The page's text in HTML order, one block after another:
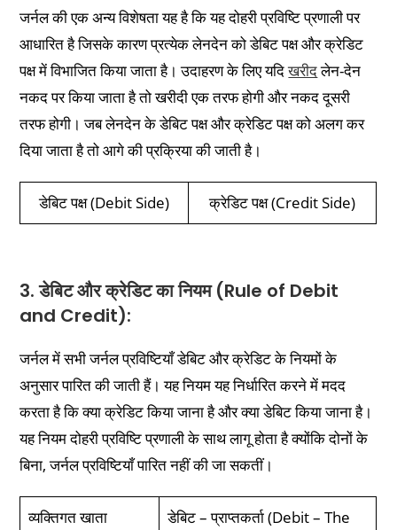
जर्नल की एक अन्य विशेषता यह है कि यह दोहरी प्रविष्टि प्रणाली पर
आधारित है जिसके कारण प्रत्येक लेनदेन को डेबिट पक्ष और क्रेडिट
पक्ष में विभाजित किया जाता है। उदाहरण के लिए यदिखरीदलेन-देन
नकद पर किया जाता है तो खरीदी एक तरफ होगी और नकद दूसरी
तरफ होगी। जब लेनदेन के डेबिट पक्ष और क्रेडिट पक्ष को अलग कर
दिया जाता है तो आगे की प्रक्रिया की जाती है।
डेबिट पक्ष (Debit Side) क्रेडिट पक्ष (Credit Side)
3. डेबिट और क्रेडिट का नियम (Rule of Debit
and Credit):
जर्नल में सभी जर्नल प्रविष्टियाँ डेबिट और क्रेडिट के नियमों के
अनुसार पारित की जाती हैं। यह नियम यह निर्धारित करने में मदद
करता है कि क्या क्रेडिट किया जाना है और क्या डेबिट किया जाना है।
यह नियम दोहरी प्रविष्टि प्रणाली के साथ लागू होता है क्योंकि दोनों के
बिना, जर्नल प्रविष्टियाँ पारित नहीं की जा सकतीं।
व्यक्तिगत खाता
डेबिट – प्राप्तकर्ता (Debit – The